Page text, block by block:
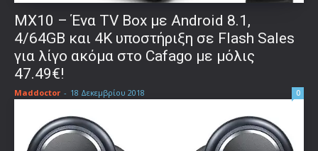
MX10 – Ένα TV Box με Android 8.1,
4/64GB και 4K υποστήριξη σε Flash Sales
για λίγο ακόμα στο Cafago με μόλις
47.49€!
Maddoctor - 18 Δεκεμβρίου 2018 0